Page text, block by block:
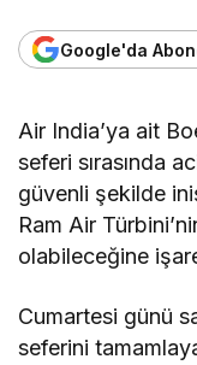
Google'da
Air India’ya ait
seferi sırasında
güvenli şekilde
Ram Air
olabileceğine
Cumartesi günü
seferini